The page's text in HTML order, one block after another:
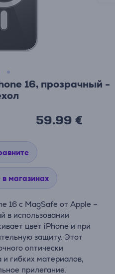
16, прозрачный -
59.99 €
магазинах
16 с MagSafe от Apple –
в использовании
цвет iPhone и при
защиту. Этот
оптически
и гибких материалов,
прилегание.